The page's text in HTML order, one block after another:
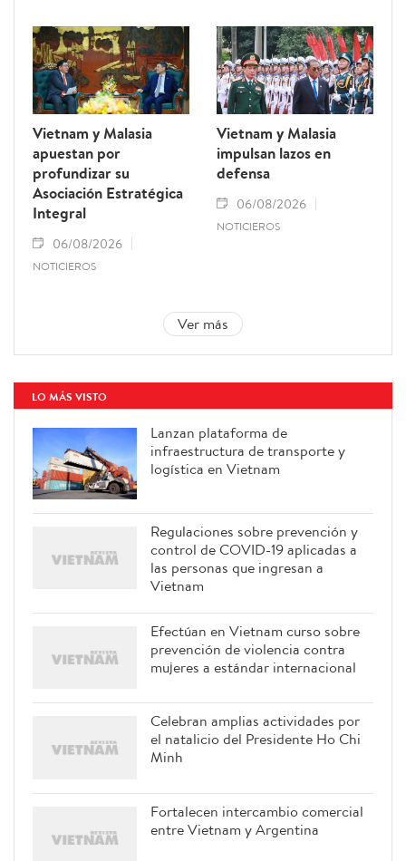
Vietnam y Malasia
apuestan por
profundizar su
Asociación Estratégica
Integral
06/08/2026
NOTICIEROS
Vietnam y Malasia
impulsan lazos en
defensa
06/08/2026
NOTICIEROS
Ver más
LO MÁS VISTO
Lanzan plataforma de
infraestructura de transporte y
logística en Vietnam
Regulaciones sobre prevención y
control de COVID-19 aplicadas a
las personas que ingresan a
Vietnam
Efectúan en Vietnam curso sobre
prevención de violencia contra
mujeres a estándar internacional
Celebran amplias actividades por
el natalicio del Presidente Ho Chi
Minh
Fortalecen intercambio comercial
entre Vietnam y Argentina